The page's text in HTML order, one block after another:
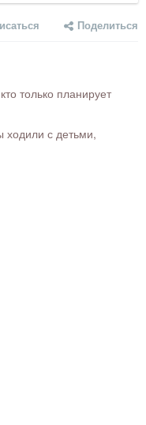
Поделиться
только планирует
ходили с детьми,